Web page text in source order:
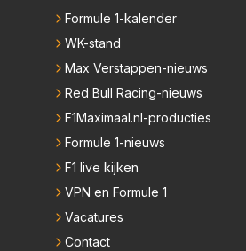
Formule 1-kalender
WK-stand
Max Verstappen-nieuws
Red Bull Racing-nieuws
F1Maximaal.nl-producties
Formule 1-nieuws
F1 live kijken
VPN en Formule 1
Vacatures
Contact